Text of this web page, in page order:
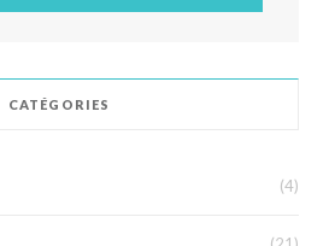
CATÉGORIES
(4)